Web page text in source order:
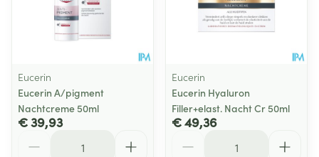
Eucerin
Eucerin A/pigment
Nachtcreme 50ml
€ 39,93
Eucerin
Eucerin Hyaluron
Filler+elast. Nacht Cr 50ml
€ 49,36